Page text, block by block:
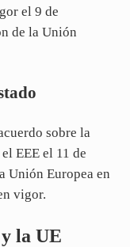
el 9 de
de la Unión
sobre la
EEE el 11 de
Unión Europea en
vigor.
la UE